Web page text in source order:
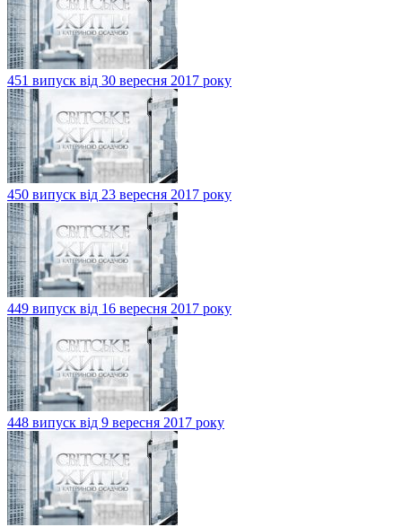
451 випуск від 30 вересня 2017 року
450 випуск від 23 вересня 2017 року
449 випуск від 16 вересня 2017 року
448 випуск від 9 вересня 2017 року